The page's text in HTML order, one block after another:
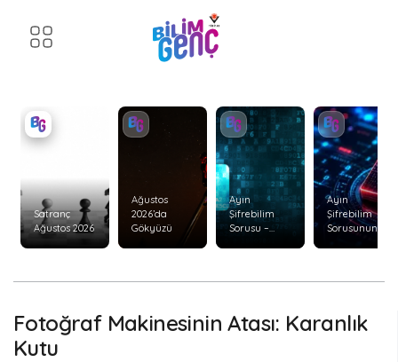
Satranç
Ağustos 2026
Ağustos
2026’da
Gökyüzü
Ayın
Şifrebilim
Sorusu –
Ayın
Şifrebilim
Sorusunun
Fotoğraf Makinesinin Atası: Karanlık
Kutu